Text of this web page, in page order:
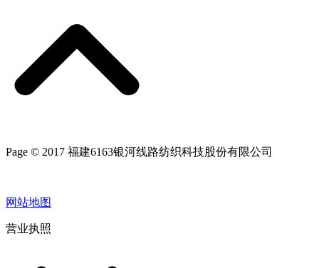
Page © 2017 福建6163银河线路纺织科技股份有限公司
网站地图
营业执照